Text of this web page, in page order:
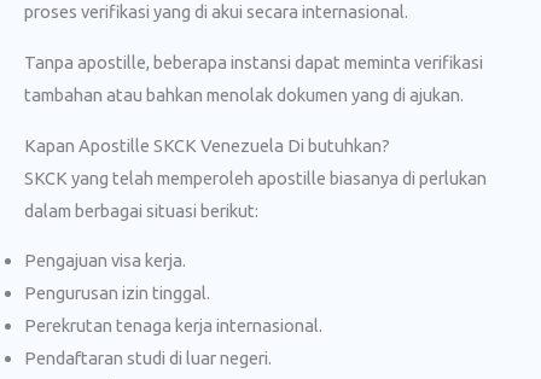
proses verifikasi yang di akui secara internasional.
Tanpa apostille, beberapa instansi dapat meminta verifikasi
tambahan atau bahkan menolak dokumen yang di ajukan.
Kapan Apostille SKCK Venezuela Di butuhkan?
SKCK yang telah memperoleh apostille biasanya di perlukan
dalam berbagai situasi berikut:
Pengajuan visa kerja.
Pengurusan izin tinggal.
Perekrutan tenaga kerja internasional.
Pendaftaran studi di luar negeri.